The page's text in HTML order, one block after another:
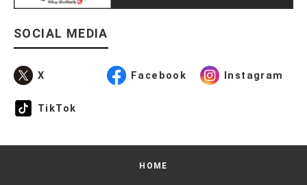
SOCIAL MEDIA
X Facebook Instagram
TikTok
HOME